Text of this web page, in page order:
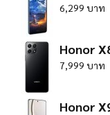
6,299 บาท
Honor
7,999 บาท
Honor